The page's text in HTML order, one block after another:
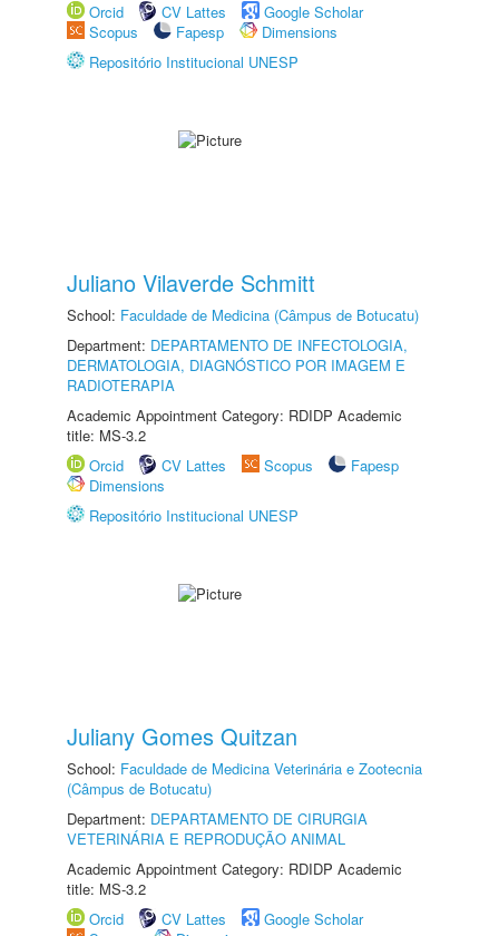
Orcid
CV Lattes
Google Scholar
Scopus
Fapesp
Dimensions
Repositório Institucional UNESP
Juliano Vilaverde Schmitt
School: Faculdade de Medicina (Câmpus de Botucatu)
Department: DEPARTAMENTO DE INFECTOLOGIA,
DERMATOLOGIA, DIAGNÓSTICO POR IMAGEM E
RADIOTERAPIA
Academic Appointment Category: RDIDP Academic
title: MS-3.2
Orcid
CV Lattes Scopus
Fapesp
Dimensions
Repositório Institucional UNESP
Juliany Gomes Quitzan
School: Faculdade de Medicina Veterinária e Zootecnia
(Câmpus de Botucatu)
Department: DEPARTAMENTO DE CIRURGIA
VETERINÁRIA E REPRODUÇÃO ANIMAL
Academic Appointment Category: RDIDP Academic
title: MS-3.2
Orcid
CV Lattes
Google Scholar